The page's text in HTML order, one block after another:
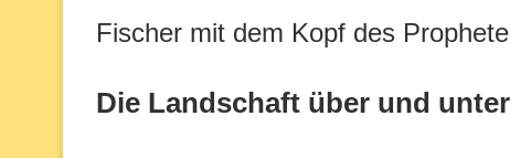
Fischer mit dem Kopf des
Die Landschaft über und